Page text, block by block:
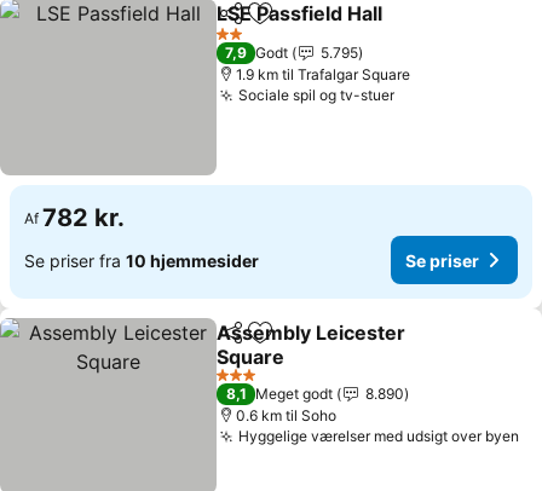
Del Føj til favoritter
LSE Passfield Hall
2 Stjerner
7,9 Godt
5.795
1.9 km til Trafalgar Square
Sociale spil og tv-stuer
Af 782 kr.
Se priser fra 10 hjemmesider Se priser
Del Føj til favoritter
Assembly Leicester
Square
3 Stjerner
8,1 Meget godt
8.890
0.6 km til Soho
Hyggelige værelser med udsigt over byen